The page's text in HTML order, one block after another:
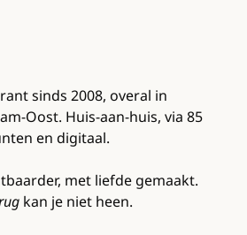
sinds 2008, overal in
Oost. Huis-aan-huis, via 85
en digitaal.
met liefde gemaakt.
kan je niet heen.